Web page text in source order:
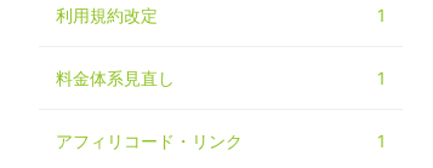
利用規約改定 1
料金体系見直し 1
アフィリコード・リンク 1